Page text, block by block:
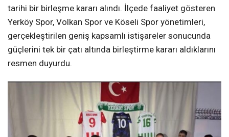
tarihi bir birleşme kararı alındı. İlçede faaliyet gösteren
Yerköy Spor, Volkan Spor ve Köseli Spor yönetimleri,
gerçekleştirilen geniş kapsamlı istişareler sonucunda
güçlerini tek bir çatı altında birleştirme kararı aldıklarını
resmen duyurdu.